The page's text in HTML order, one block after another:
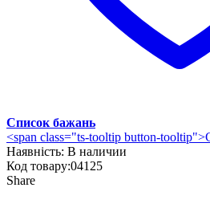
Список бажань
<span class="ts-tooltip button-
Наявність: В наличии
Код товару:04125
Share